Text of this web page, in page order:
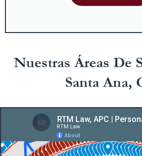
Nuestras Áreas De
Santa Ana,